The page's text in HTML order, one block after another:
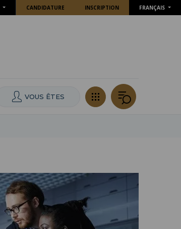
CANDIDATURE INSCRIPTION FRANÇAIS
VOUS ÊTES